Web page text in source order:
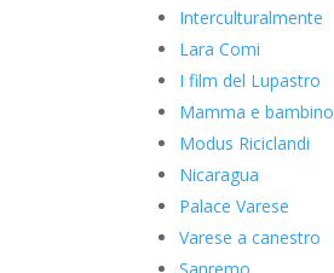
Interculturalmente
Lara Comi
I film del Lupastro
Mamma e bambino
Modus Riciclandi
Nicaragua
Palace Varese
Varese a canestro